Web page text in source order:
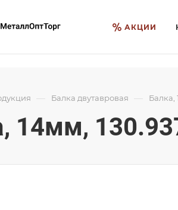
АКЦИИ
— Балка двутавровая — Балка,
14мм,